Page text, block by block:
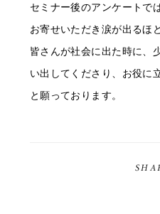
セミナー後のアンケートで
お寄せいただき涙が出るほ
皆さんが社会に出た時に、
い出してくださり、お役に
と願っております。